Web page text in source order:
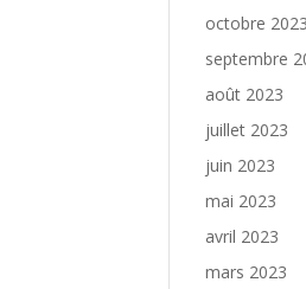
octobre 2023
septembre
août 2023
juillet 2023
juin 2023
mai 2023
avril 2023
mars 2023